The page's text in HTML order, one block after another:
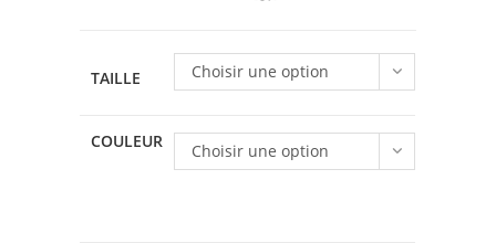
TAILLE Choisir une option
COULEUR Choisir une option